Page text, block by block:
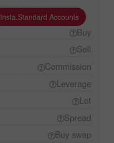
Insta.Standard Accounts
Buy
Sell
Commission
Leverage
Lot
Spread
Buy swap